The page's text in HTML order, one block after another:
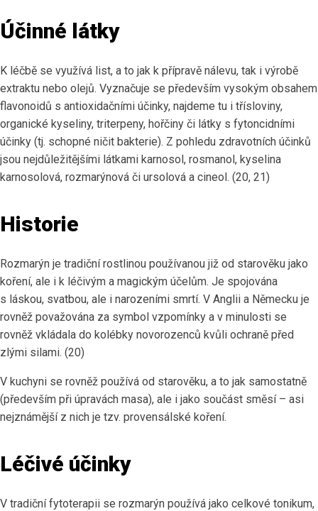
Účinné látky
K léčbě se využívá list, a to jak k přípravě nálevu, tak i výrobě
extraktu nebo olejů. Vyznačuje se především vysokým obsahem
flavonoidů s antioxidačními účinky, najdeme tu i třísloviny,
organické kyseliny, triterpeny, hořčiny či látky s fytoncidními
účinky (tj. schopné ničit bakterie). Z pohledu zdravotních účinků
jsou nejdůležitějšími látkami karnosol, rosmanol, kyselina
karnosolová, rozmarýnová či ursolová a cineol. (20, 21)
Historie
Rozmarýn je tradiční rostlinou používanou již od starověku jako
koření, ale i k léčivým a magickým účelům. Je spojována
s láskou, svatbou, ale i narozeními smrtí. V Anglii a Německu je
rovněž považována za symbol vzpomínky a v minulosti se
rovněž vkládala do kolébky novorozenců kvůli ochraně před
zlými silami. (20)
V kuchyni se rovněž používá od starověku, a to jak samostatně
(především při úpravách masa), ale i jako součást směsí – asi
nejznámější z nich je tzv. provensálské koření.
Léčivé účinky
V tradiční fytoterapii se rozmarýn používá jako celkové tonikum,